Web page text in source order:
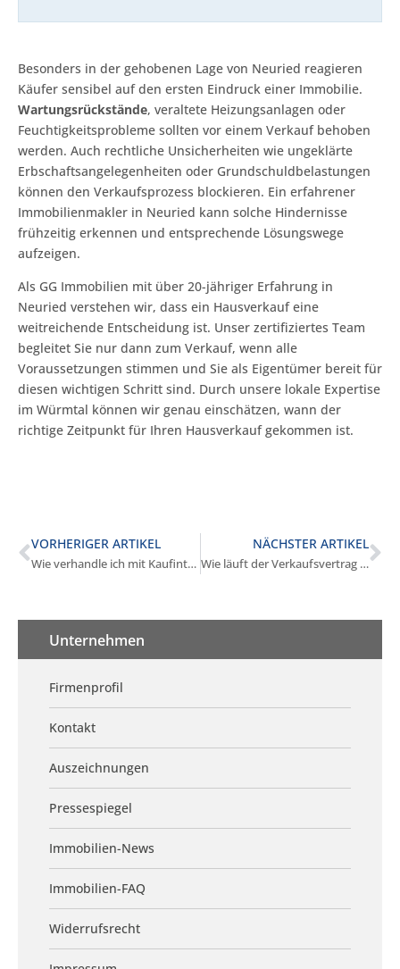
Besonders in der gehobenen Lage von Neuried reagieren
Käufer sensibel auf den ersten Eindruck einer Immobilie.
Wartungsrückstände, veraltete Heizungsanlagen oder
Feuchtigkeitsprobleme sollten vor einem Verkauf behoben
werden. Auch rechtliche Unsicherheiten wie ungeklärte
Erbschaftsangelegenheiten oder Grundschuldbelastungen
können den Verkaufsprozess blockieren. Ein erfahrener
Immobilienmakler in Neuried kann solche Hindernisse
frühzeitig erkennen und entsprechende Lösungswege
aufzeigen.
Als GG Immobilien mit über 20-jähriger Erfahrung in
Neuried verstehen wir, dass ein Hausverkauf eine
weitreichende Entscheidung ist. Unser zertifiziertes Team
begleitet Sie nur dann zum Verkauf, wenn alle
Voraussetzungen stimmen und Sie als Eigentümer bereit für
diesen wichtigen Schritt sind. Durch unsere lokale Expertise
im Würmtal können wir genau einschätzen, wann der
richtige Zeitpunkt für Ihren Hausverkauf gekommen ist.
VORHERIGER ARTIKEL
Wie verhandle ich mit Kaufinteressenten in Neuried?
NÄCHSTER ARTIKEL
Wie läuft der Verkaufsvertrag in Neuried ab?
Unternehmen
Firmenprofil
Kontakt
Auszeichnungen
Pressespiegel
Immobilien-News
Immobilien-FAQ
Widerrufsrecht